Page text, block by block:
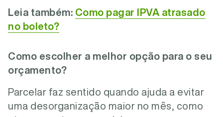
Leia também: Como pagar IPVA atrasado
no boleto?
Como escolher a melhor opção para o seu
orçamento?
Parcelar faz sentido quando ajuda a evitar
uma desorganização maior no mês, como